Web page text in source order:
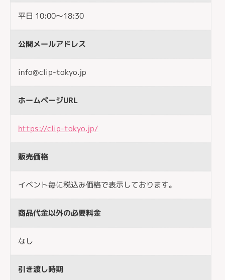
平日 10:00〜18:30
公開メールアドレス
info@clip-tokyo.jp
ホームページURL
https://clip-tokyo.jp/
販売価格
イベント毎に税込み価格で表示しております。
商品代金以外の必要料金
なし
引き渡し時期